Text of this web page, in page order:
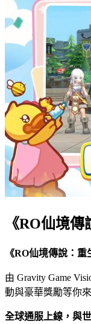
《RO仙境
《RO仙境傳說：
由 Gravity Game
動與豪華獎勵等你
全球通服上線，與